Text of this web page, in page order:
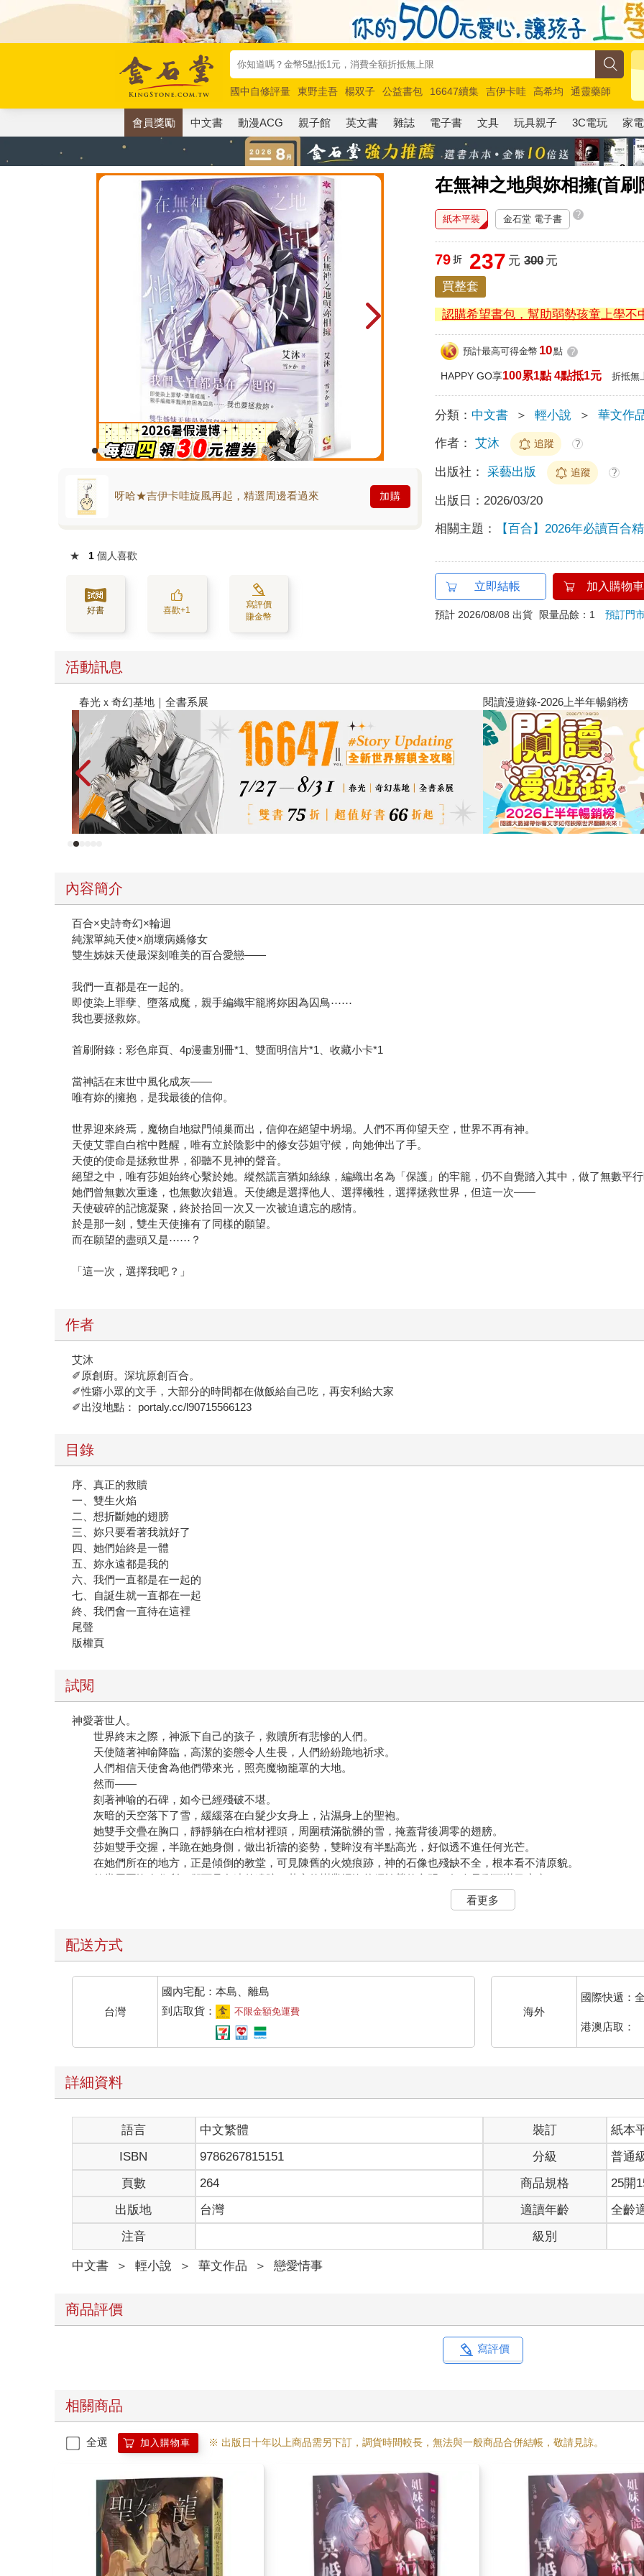
國中自修評量 東野圭吾 楊双子 公益書包 16647續集 吉伊卡哇 高希均
通靈藥師
唯紅花綻放
奧德賽 路邊攤新作 馬斯克 玩具總動員5 超慢跑
會員獎勵 中文書 動漫ACG 親子館 英文書 雜誌 電子書 文具 玩具親子 3C電玩 家電
在無神之地與妳相擁(首刷
呀哈★吉伊卡哇旋風再起，精選周邊看過來 加購
★ 1 個人喜歡
好書 喜歡+1
寫評價
賺金幣
紙本平裝 金石堂 電子書 ?
79 折 237 元 300元
買整套
認購希望書包，幫助弱勢孩童上學不
預計最高可得金幣 10點 ?
HAPPY GO享100累1點 4點抵1元 折抵無
分類： 中文書 ＞ 輕小說 ＞ 華文作
作者： 艾沐 追蹤 ?
出版社： 采藝出版 追蹤 ?
出版日： 2026/03/20
相關主題： 【百合】2026年必讀百合
立即結帳 加入購物車
預計 2026/08/08 出貨 限量品餘：1預訂門
活動訊息
2026金石堂暑假漫博〈你好，我吃一點〉第二波 飢餓遊戲前傳贈早優券
內容簡介
百合×史詩奇幻×輪迴
純潔單純天使×崩壞病嬌修女
雙生姊妹天使最深刻唯美的百合愛戀——
我們一直都是在一起的。
即使染上罪孽、墮落成魔，親手編織牢籠將妳困為囚鳥⋯⋯
我也要拯救妳。
首刷附錄：彩色扉頁、4p漫畫別冊*1、雙面明信片*1、收藏小卡*1
當神話在末世中風化成灰——
唯有妳的擁抱，是我最後的信仰。
世界迎來終焉，魔物自地獄門傾巢而出，信仰在絕望中坍塌。人們不再仰望天空，世界不再有神。
天使艾霏自白棺中甦醒，唯有立於陰影中的修女莎妲守候，向她伸出了手。
天使的使命是拯救世界，卻聽不見神的聲音。
絕望之中，唯有莎妲始終心繫於她。縱然謊言猶如絲線，編織出名為「保護」的牢籠，仍不自覺踏入其中，做了無數平
她們曾無數次重逢，也無數次錯過。天使總是選擇他人、選擇犧牲，選擇拯救世界，但這一次——
天使破碎的記憶凝聚，終於拾回一次又一次被迫遺忘的感情。
於是那一刻，雙生天使擁有了同樣的願望。
而在願望的盡頭又是⋯⋯？
「這一次，選擇我吧？」
作者
艾沐
✐原創廚。深坑原創百合。
✐性癖小眾的文手，大部分的時間都在做飯給自己吃，再安利給大家
✐出沒地點： portaly.cc/l90715566123
目錄
序、真正的救贖
一、雙生火焰
二、想折斷她的翅膀
三、妳只要看著我就好了
四、她們始終是一體
五、妳永遠都是我的
六、我們一直都是在一起的
七、自誕生就一直都在一起
終、我們會一直待在這裡
尾聲
版權頁
試閱
神愛著世人。
世界終末之際，神派下自己的孩子，救贖所有悲慘的人們。
天使隨著神喻降臨，高潔的姿態令人生畏，人們紛紛跪地祈求。
人們相信天使會為他們帶來光，照亮魔物籠罩的大地。
然而——
刻著神喻的石碑，如今已經殘破不堪。
灰暗的天空落下了雪，緩緩落在白髮少女身上，沾濕身上的聖袍。
她雙手交疊在胸口，靜靜躺在白棺材裡頭，周圍積滿骯髒的雪，掩蓋背後凋零的翅膀。
莎妲雙手交握，半跪在她身側，做出祈禱的姿勢，雙眸沒有半點高光，好似透不進任何光芒。
在她們所在的地方，正是傾倒的教堂，可見陳舊的火燒痕跡，神的石像也殘缺不全，根本看不清原貌。
教堂周圍沒有住所，卻可見久遠的遺跡，茂密的樹叢埋沒曾經繁榮的文明。如今只剩下滿目瘡痍。
魔物潛伏在黑暗，發出可怕的嘶吼，隨時都衝出來，撲上來撕咬她們，不時還有動物哀嚎的聲音。
即使如此，莎妲仍是待在原地，靜靜盯著棺材裡沉睡的天使，微微垂下了眸，好似在等待不可能降臨的奇跡。
最後，果然還是又回到了這個地方。
艾霏雙眸緊閉，原本消散的意識逐漸恢復，耳邊好似傳來天父的聲音，要她拯救這世界。
這世界隨著地獄門降臨，魔物傾巢而出，肆虐所有城鎮，各地紛紛死傷慘重，好似末日景象。
王國組建軍隊討伐，卻不敵強大的魔物，甚至家園遭到踐踏，淪為魔物的吃食，只能被迫退守堡壘苟延殘喘。
人們向神祈求神蹟，神降下了神喻，會有天使降臨拯救他們。
可是迎接他們的卻是統領魔物的惡魔。
惡魔大肆屠殺人類，把臣服的人類視為奴隸統治。王國一夜之間滅亡，人們只能靠惡魔的恩惠過活。
當她恍神之際，莎妲站起身來，遮擋她大半的視線，那雙藍眸透著幽光，似乎不是人類。
莎妲彎起眉眼，露出慈祥的笑容。
「妳終於醒了。」
「妳是⋯⋯？」
艾霏呆望眼前美艷的修女，有種說不出的熟悉感，眼眶不自禁發燙，雨水隨之滑過她的臉，好似不自覺哭泣。
「我是等待妳的修女莎妲。」
莎妲彎下身，手按在胸口行禮，又以手背撫去她臉上冰冷的雨滴，唇角勾起，對她的到來無比喜悅。
對於這千瘡百孔的世界來說，艾霏甦醒得正是時候，得以拯救身處於水深火熱的人們，當然還有她。
這一刻她已經等太久了。
久到已經忘記時間日復一日只是跪在此地，獨自等待天使降臨。
「莎妲。」
艾霏坐起身，努力適應這具身軀，也隨之感知到修女陪伴在身邊已久，產生莫名的信任感。
可總覺得有哪裡不太對。這世界比她知道的還要混亂，甚至已經瀕臨崩潰。
莎妲似乎知道她在做什麼，上前捂住她的耳朵，貼在她身後，低聲寬慰說：「別著急，小天使剛醒來而已，一切慢
艾霏的身軀雖是天使，卻擁有近似人類的感官，肌膚緊貼帶來隱隱癢感，臉頰微微泛起紅暈。
面對修女莎妲，她只感到彷徨，身為天使的使命告訴她，不能輕易依靠他人，必須趕緊行動。
莎妲抿起唇，陶醉般依偎著她，輕聲細語的說：「當然，我會一直陪著妳。妳只要⋯⋯把一切交給我就好，只需要
「嗯⋯⋯拜託妳了，莎妲。」
艾霏有些不自在，尤其是喊她的名字，總覺得有幾分彆扭。
「小天使不習慣的話，就叫我姐姐吧？走吧，我們該去整理一下。」
「嗯，姐姐。那我們現在要先去哪裡？」
艾霏用力點頭，比較喜歡姐姐的稱呼，表情逐漸放鬆，邁步跟上莎妲的腳步，想趕快離開這地方行動。
這教堂損壞嚴重，幾乎不見完好的柱子，眼前猶如廢墟，唯有幾幅破損的玻璃畫，象徵著曾經存在的信仰。
她能感受到，人們已不再相信神。
身為天使確實該拯救世界，可當信仰崩塌，又真能順利濟世嗎？
莎妲注意到她的目光，微微皺起眉頭，停步在較為完好的玻璃畫面前，蹲下身撫摸玻璃碎裂的痕跡。
看更多
配送方式
台灣
國內宅配：本島、離島
到店取貨：
不限金額免運費 海外
國際快遞：
港澳店取：
詳細資料
語言 中文繁體 裝訂
紙本
ISBN
9786267815151 分級
普通
頁數
264 商品規格
25開
出版地
台灣 適讀年齡
全齡
注音
級別
中文書 ＞ 輕小說 ＞ 華文作品 ＞ 戀愛情事
商品評價
寫評價
相關商品
全選 加入購物車 ※ 出版日十年以上商品需另下訂，調貨時間較長，無法與一般商品合併結帳，敬請見諒。